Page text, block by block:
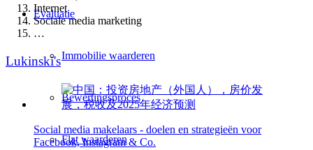
Evaluatie
Immobilie waarderen
Bewertingsproces
Flat waarderen
Internet
Sociale media marketing
…
Lukinski's
Social media makelaars - doelen en strategieën voor
Facebook, Instagram & Co.